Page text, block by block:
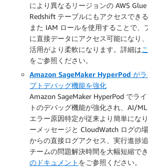
により異なるリージョンの AWS
Redshift テーブルにもアクセスでき
また IAM ロールを使用することで、
に直接データにアクセス可能になり
活用がより柔軟になります。詳細は
をご参照ください。
Amazon SageMaker HyperPod がラ
プトデバッグ機能を強化
Amazon SageMaker HyperPod でラ
トのデバッグ機能が強化され、AI/
エラー原因特定が従来より簡単にな
ーメッセージと CloudWatch ログの
からの直接ログアクセス、実行進捗
チームの問題解決時間を大幅短縮で
のドキュメント をご参照ください。